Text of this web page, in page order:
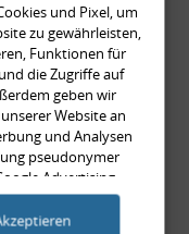
mit
Ecken,
Typ 89,
+
999,99 €
999,99 € pro 1
und Pixel, um
zu gewährleisten,
Funktionen für
die Zugriffe auf
geben wir
Website an
und Analysen
pseudonymer
Advertising
mit
bereitgestellt haben